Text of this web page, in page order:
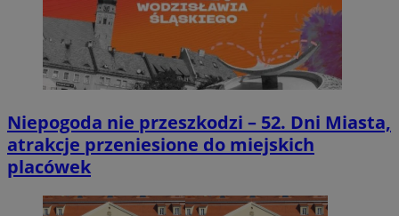
Niepogoda nie przeszkodzi – 52. Dni Miasta,
atrakcje przeniesione do miejskich
placówek